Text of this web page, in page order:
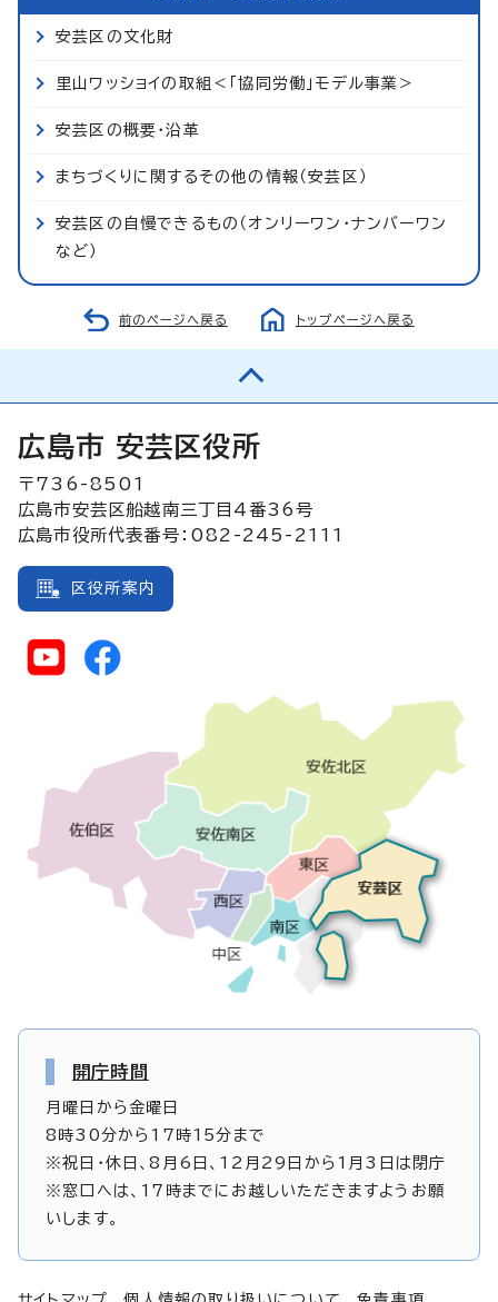
安芸区の文化財
里山ワッショイの取組＜「協同労働」モデル事業＞
安芸区の概要・沿革
まちづくりに関するその他の情報（安芸区）
安芸区の自慢できるもの（オンリーワン・ナンバーワン
など）
前のページへ戻る トップページへ戻る
広島市 安芸区役所
〒736-8501
広島市安芸区船越南三丁目4番36号
広島市役所代表番号：082-245-2111
区役所案内
開庁時間
月曜日から金曜日
8時30分から17時15分まで
※祝日・休日、8月6日、12月29日から1月3日は閉庁
※窓口へは、17時までにお越しいただきますようお願
いします。